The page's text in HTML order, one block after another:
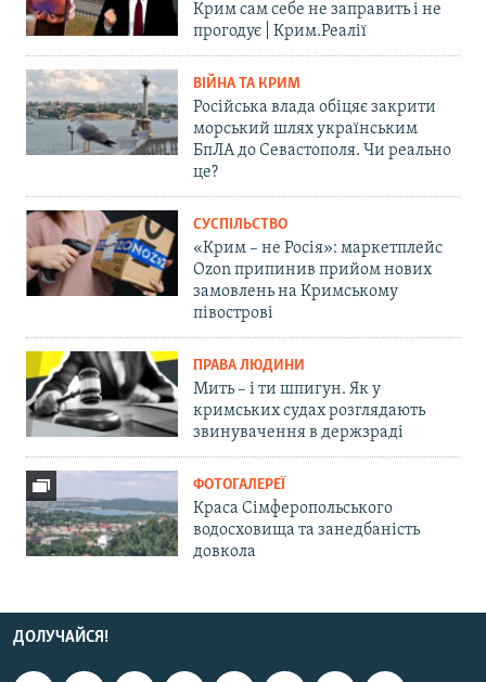
Крим сам себе не заправить і не
прогодує | Крим.Реалії
ВІЙНА ТА КРИМ
Російська влада обіцяє закрити
морський шлях українським
БпЛА до Севастополя. Чи реально
це?
СУСПІЛЬСТВО
«Крим – не Росія»: маркетплейс
Ozon припинив прийом нових
замовлень на Кримському
півострові
ПРАВА ЛЮДИНИ
Мить – і ти шпигун. Як у
кримських судах розглядають
звинувачення в держзраді
ФОТОГАЛЕРЕЇ
Краса Сімферопольського
водосховища та занедбаність
довкола
ДОЛУЧАЙСЯ!